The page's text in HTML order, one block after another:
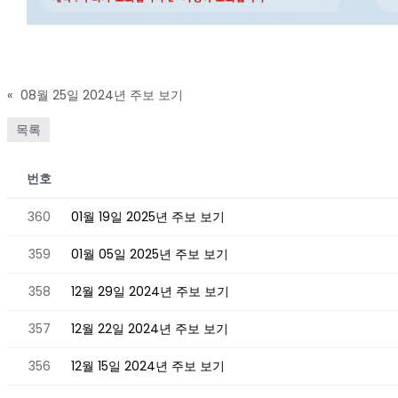
« 08월 25일 2024년 주보 보기
목록
번호
360 01월 19일 2025년 주보 보기
359 01월 05일 2025년 주보 보기
358 12월 29일 2024년 주보 보기
357 12월 22일 2024년 주보 보기
356 12월 15일 2024년 주보 보기